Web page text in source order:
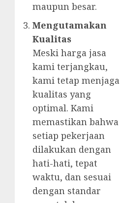
maupun besar.
Mengutamakan
Kualitas
Meski harga jasa
kami terjangkau,
kami tetap menjaga
kualitas yang
optimal. Kami
memastikan bahwa
setiap pekerjaan
dilakukan dengan
hati-hati, tepat
waktu, dan sesuai
dengan standar